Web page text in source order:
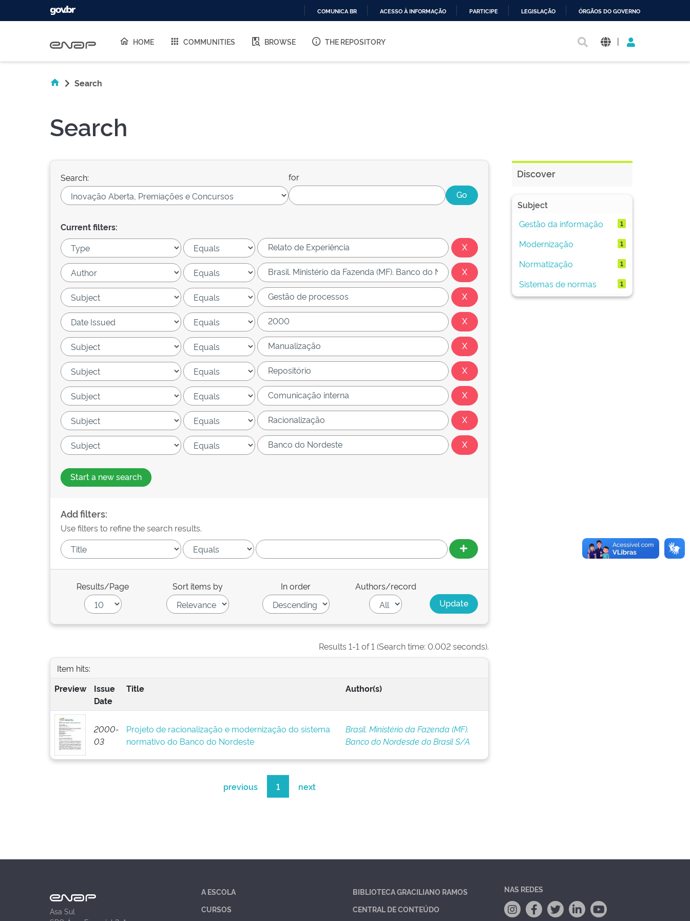
O
COMUNICA BR ACESSO À INFORMAÇÃO PARTICIPE LEGISLAÇÃO ÓRGÃOS DO GOVERNO
HOME COMMUNITIES BROWSE THE REPOSITORY |
Search
Search
Search: for
Current filters:
Start a new search
Add filters:
Use filters to refine the search results.
Results/Page Sort items by In order Authors/record
Results 1-1 of 1 (Search time: 0.002 seconds).
Item hits:
Preview
Issue
Date
Title Author(s)
2000-
03
Projeto de racionalização e modernização do sistema
normativo do Banco do Nordeste
Brasil. Ministério da Fazenda (MF).
Banco do Nordesde do Brasil S/A
previous 1 next
Discover
Subject
Gestão da informação
1
Modernização 1
Normatização 1
Sistemas de normas 1
Asa Sul
A ESCOLA
CURSOS
BIBLIOTECA GRACILIANO RAMOS
CENTRAL DE CONTEÚDO
NAS REDES